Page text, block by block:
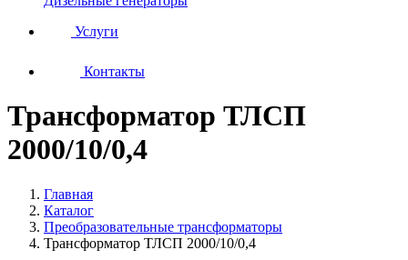
Услуги
Контакты
Трансформатор ТЛСП
2000/10/0,4
Главная
Каталог
Преобразовательные трансформаторы
Трансформатор ТЛСП 2000/10/0,4